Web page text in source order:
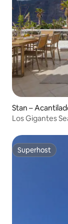
Stan –
Los Gigantes
Superhost
Superhost